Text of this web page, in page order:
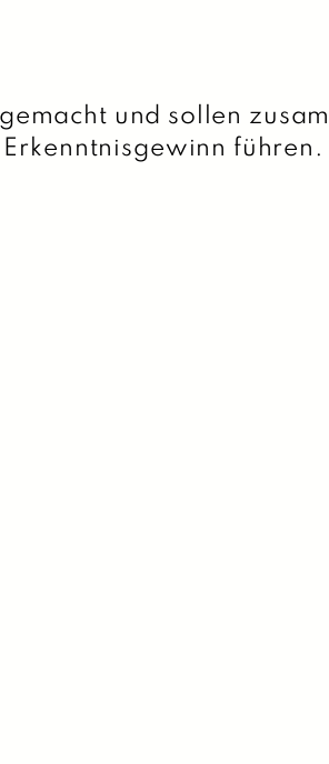
und sollen
führen.